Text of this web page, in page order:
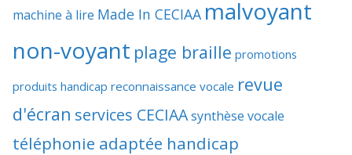
machine à lire Made In CECIAA malvoyant
non-voyant plage braille promotions
produits handicap reconnaissance vocale revue
d'écran services CECIAAsynthèse vocale
téléphonie adaptée handicap